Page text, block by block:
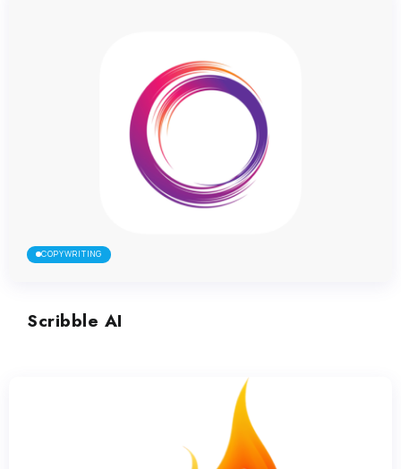
COPYWRITING
Scribble AI